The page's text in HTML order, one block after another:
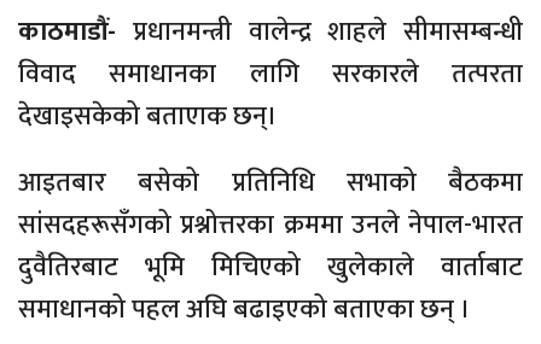
काठमाडौं- प्रधानमन्त्री वालेन्द्र शाहले सीमासम्बन्धी
विवाद समाधानका लागि सरकारले तत्परता
देखाइसकेको बताएाक छन्।
आइतबार बसेको प्रतिनिधि सभाको बैठकमा
सांसदहरूसँगको प्रश्नोत्तरका क्रममा उनले नेपाल-भारत
दुवैतिरबाट भूमि मिचिएको खुलेकाले वार्ताबाट
समाधानको पहल अघि बढाइएको बताएका छन् ।